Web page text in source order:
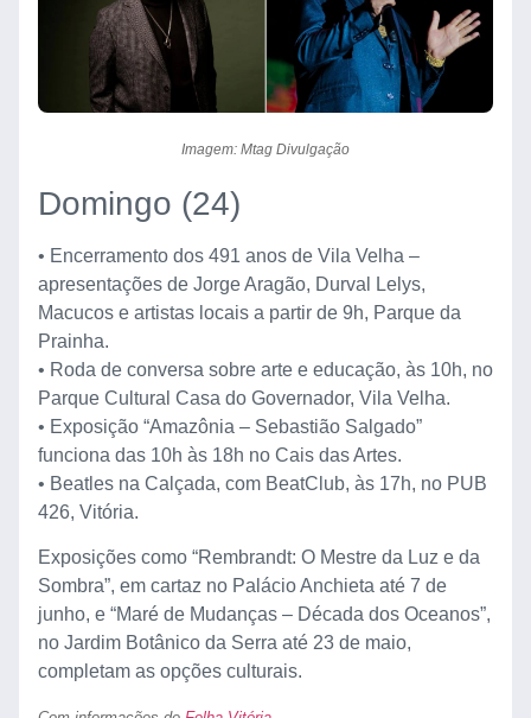
Imagem: Mtag Divulgação
Domingo (24)
• Encerramento dos 491 anos de Vila Velha –
apresentações de Jorge Aragão, Durval Lelys,
Macucos e artistas locais a partir de 9h, Parque da
Prainha.
• Roda de conversa sobre arte e educação, às 10h, no
Parque Cultural Casa do Governador, Vila Velha.
• Exposição “Amazônia – Sebastião Salgado”
funciona das 10h às 18h no Cais das Artes.
• Beatles na Calçada, com BeatClub, às 17h, no PUB
426, Vitória.
Exposições como “Rembrandt: O Mestre da Luz e da
Sombra”, em cartaz no Palácio Anchieta até 7 de
junho, e “Maré de Mudanças – Década dos Oceanos”,
no Jardim Botânico da Serra até 23 de maio,
completam as opções culturais.